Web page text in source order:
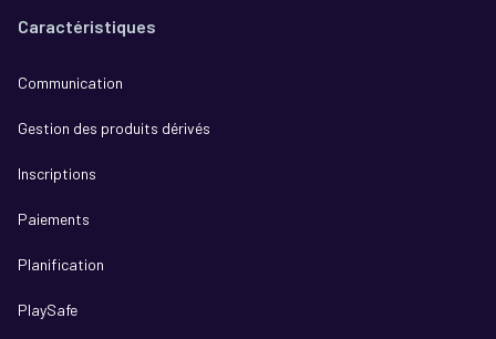
Caractéristiques
Communication
Gestion des produits dérivés
Inscriptions
Paiements
Planification
PlaySafe